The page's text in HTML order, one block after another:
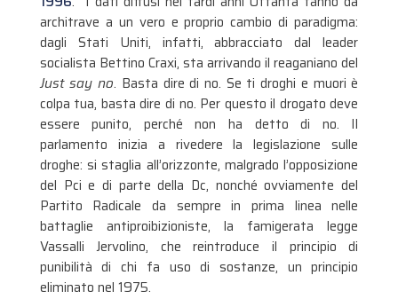
architrave a un vero e proprio cambio di paradigma:
dagli Stati Uniti, infatti, abbracciato dal leader
socialista Bettino Craxi, sta arrivando il reaganiano del
Just say no. Basta dire di no. Se ti droghi e muori è
colpa tua, basta dire di no. Per questo il drogato deve
essere punito, perché non ha detto di no. Il
parlamento inizia a rivedere la legislazione sulle
droghe: si staglia all’orizzonte, malgrado l’opposizione
del Pci e di parte della Dc, nonché ovviamente del
Partito Radicale da sempre in prima linea nelle
battaglie antiproibizioniste, la famigerata legge
Vassalli Jervolino, che reintroduce il principio di
punibilità di chi fa uso di sostanze, un principio
eliminato nel 1975.